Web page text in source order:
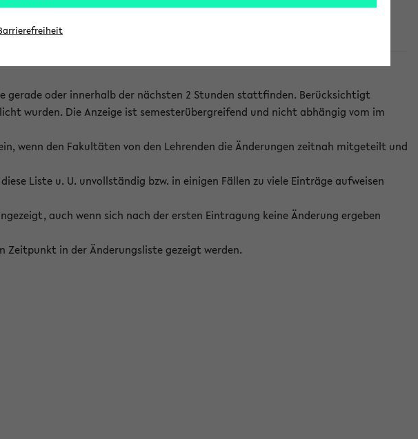
oder innerhalb der nächsten 2 Stunden stattfinden. Berücksichtigt
wurden. Die Anzeige ist semesterübergreifend und nicht abhängig vom im
wenn den Fakultäten von den Lehrenden die Änderungen zeitnah mitgeteilt und
Liste u. U. unvollständig bzw. in einigen Fällen zu viele Einträge aufweisen
auch wenn sich nach der ersten Eintragung keine Änderung ergeben
Zeitpunkt in der Änderungsliste gezeigt werden.